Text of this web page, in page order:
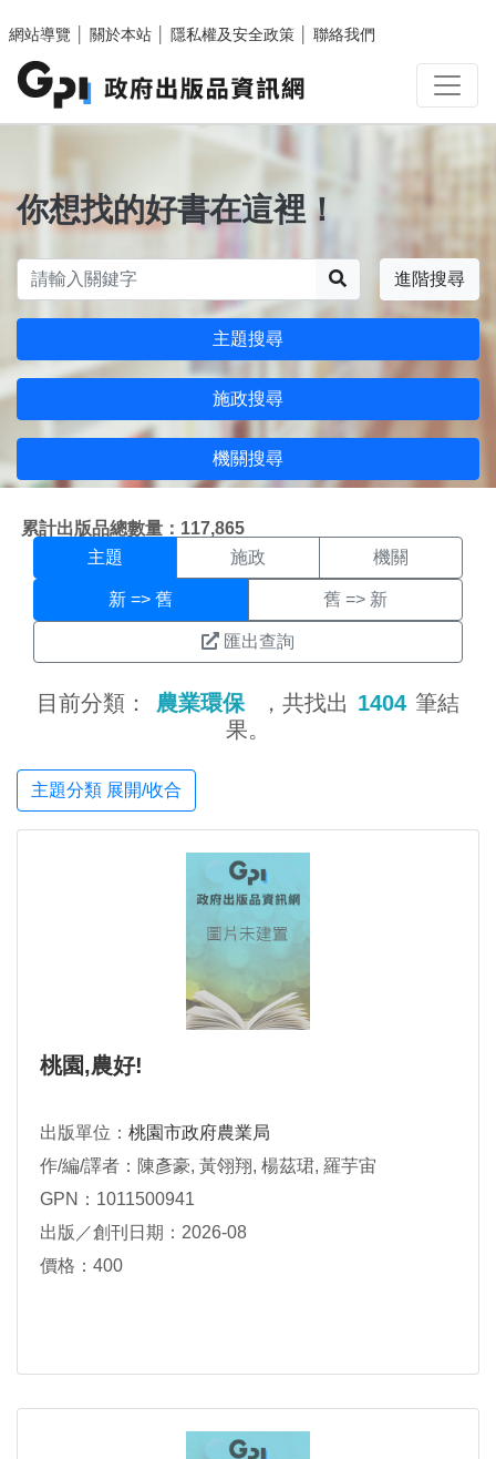
網站導覽
關於本站 隱私權及安全政策 聯絡我們
你想找的好書在這裡！
進階搜尋
主題搜尋
施政搜尋
機關搜尋
累計出版品總數量：117,865
主題搜尋結果頁面
主題 施政 機關
新 => 舊 舊 => 新
匯出查詢
目前分類： 農業環保 ，共找出 1404 筆結
果。
主題分類 展開/收合
桃園,農好!
出版單位： 桃園市政府農業局
作/編/譯者：陳彥豪, 黃翎翔, 楊茲珺, 羅芋宙
GPN：1011500941
出版／創刊日期：2026-08
價格：400